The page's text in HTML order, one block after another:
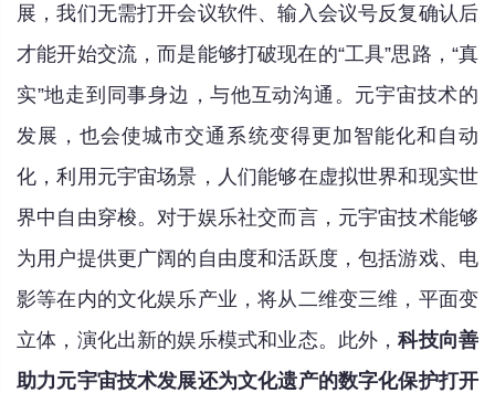
展，我们无需打开会议软件、输入会议号反复确认后
才能开始交流，而是能够打破现在的“工具”思路，“真
实”地走到同事身边，与他互动沟通。元宇宙技术的
发展，也会使城市交通系统变得更加智能化和自动
化，利用元宇宙场景，人们能够在虚拟世界和现实世
界中自由穿梭。对于娱乐社交而言，元宇宙技术能够
为用户提供更广阔的自由度和活跃度，包括游戏、电
影等在内的文化娱乐产业，将从二维变三维，平面变
立体，演化出新的娱乐模式和业态。此外，科技向善
助力元宇宙技术发展还为文化遗产的数字化保护打开